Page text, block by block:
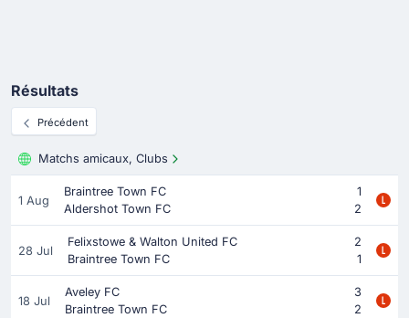
Résultats
Précédent
Matchs amicaux, Clubs
1 Aug
Braintree Town FC
1
Aldershot Town FC
2
28 Jul
Felixstowe & Walton United FC
2
Braintree Town FC
1
18 Jul
Aveley FC
3
Braintree Town FC
2